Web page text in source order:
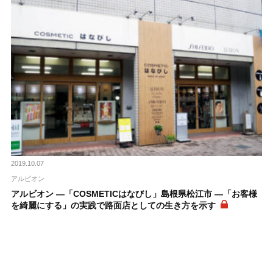
2019.10.07
アルビオン
アルビオン ―「COSMETICはなびし」島根県松江市 ―「お客様
を綺麗にする」の実践で路面店としての生き方を示す